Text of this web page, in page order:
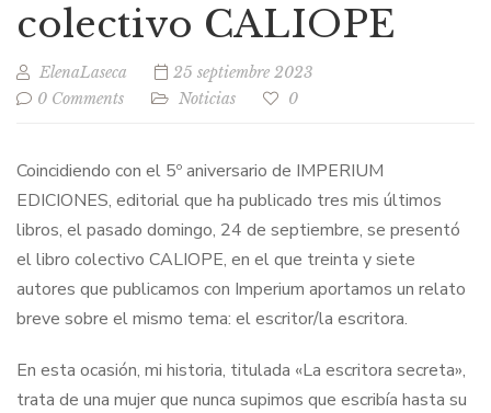
colectivo CALIOPE
ElenaLaseca
25 septiembre 2023
0 Comments
Noticias 0
Coincidiendo con el 5º aniversario de IMPERIUM
EDICIONES, editorial que ha publicado tres mis últimos
libros, el pasado domingo, 24 de septiembre, se presentó
el libro colectivo CALIOPE, en el que treinta y siete
autores que publicamos con Imperium aportamos un relato
breve sobre el mismo tema: el escritor/la escritora.
En esta ocasión, mi historia, titulada «La escritora secreta»,
trata de una mujer que nunca supimos que escribía hasta su